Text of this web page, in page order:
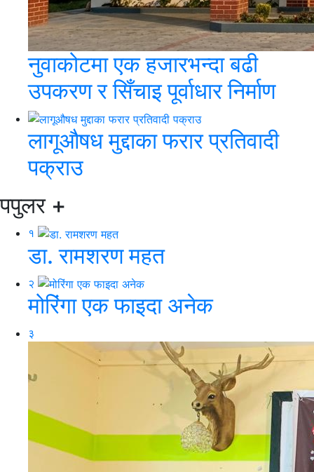
नुवाकोटमा एक हजारभन्दा बढी
उपकरण र सिँचाइ पूर्वाधार निर्माण
लागूऔषध मुद्दाका फरार प्रतिवादी
पक्राउ
पपुलर +
१
डा. रामशरण महत
२
मोरिंगा एक फाइदा अनेक
३